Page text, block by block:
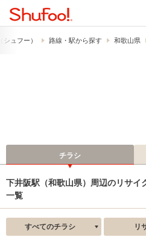
ュフー） 路線・駅から探す 和歌山県
チラシ
下井阪駅（和歌山県）周辺のリサイ
一覧
すべてのチラシ リ